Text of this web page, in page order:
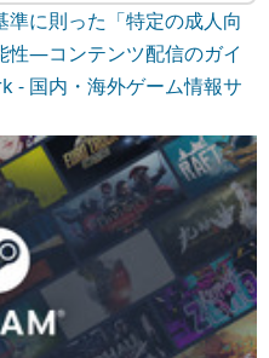
に則った「特定の成人向
性―コンテンツ配信のガイ
- 国内・海外ゲーム情報サ